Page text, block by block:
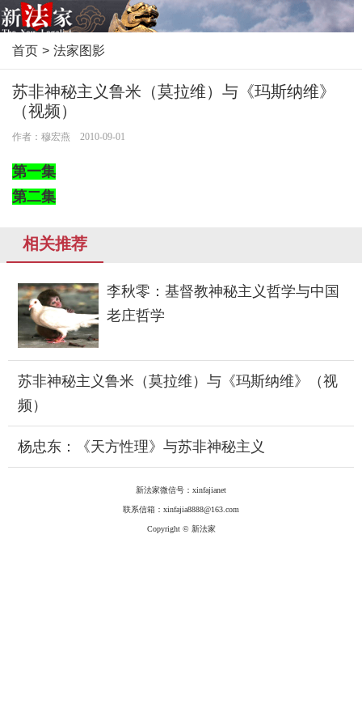
首页 > 法家图影
苏非神秘主义鲁米（莫拉维）与《玛斯纳维》
（视频）
作者：穆宏燕 2010-09-01
第一集
第二集
相关推荐
李秋零：基督教神秘主义哲学与中国
老庄哲学
苏非神秘主义鲁米（莫拉维）与《玛斯纳维》（视
频）
杨忠东：《天方性理》与苏非神秘主义
新法家微信号：xinfajianet
联系信箱：xinfajia8888@163.com
Copyright © 新法家